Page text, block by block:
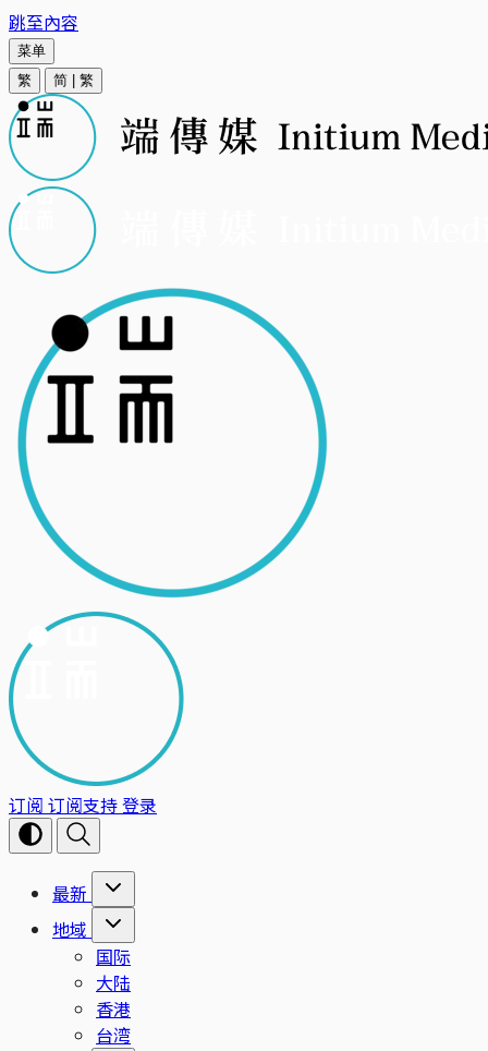
跳至內容
菜单
繁
简 繁
订阅 订阅支持登录
最新
地域
国际
大陆
香港
台湾